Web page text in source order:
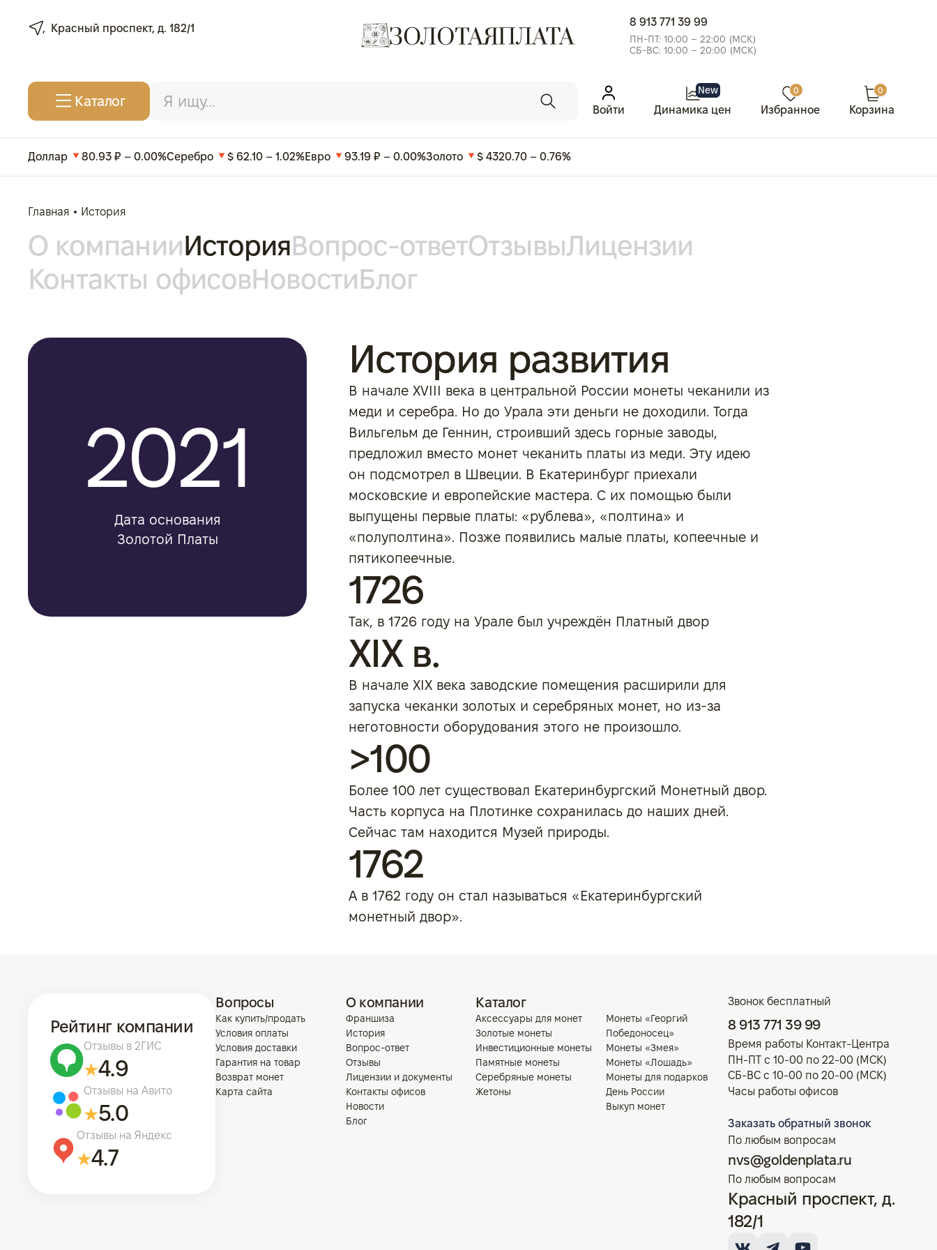
Красный проспект, д. 182/1 8 913 771 39 99
ПН-ПТ: 10:00 – 22:00 (МСК)
СБ-ВС: 10:00 – 20:00 (МСК)
Каталог
Войти
New
Динамика цен
0
Избранное
0
Корзина
Доллар 80.93 ₽ – 0.00%Серебро $ 62.10 – 1.02%Евро 93.19 ₽ – 0.00%Золото $ 4320.70 – 0.76%
Главная История
О компанииИсторияВопрос-ответОтзывыЛицензии
Контакты офисовНовостиБлог
2021
Дата основания
Золотой Платы
История развития
В начале XVIII века в центральной России монеты чеканили из
меди и серебра. Но до Урала эти деньги не доходили. Тогда
Вильгельм де Геннин, строивший здесь горные заводы,
предложил вместо монет чеканить платы из меди. Эту идею
он подсмотрел в Швеции. В Екатеринбург приехали
московские и европейские мастера. С их помощью были
выпущены первые платы: «рублева», «полтина» и
«полуполтина». Позже появились малые платы, копеечные и
пятикопеечные.
1726
Так, в 1726 году на Урале был учреждён Платный двор
XIX в.
В начале XIX века заводские помещения расширили для
запуска чеканки золотых и серебряных монет, но из-за
неготовности оборудования этого не произошло.
>100
Более 100 лет существовал Екатеринбургский Монетный двор.
Часть корпуса на Плотинке сохранилась до наших дней.
Сейчас там находится Музей природы.
1762
А в 1762 году он стал называться «Екатеринбургский
монетный двор».
Рейтинг компании
Отзывы в 2ГИС
4.9
Отзывы на Авито
5.0
Отзывы на Яндекс
4.7
Вопросы
Как купить/продать
Условия оплаты
Условия доставки
Гарантия на товар
Возврат монет
Карта сайта
О компании
Франшиза
История
Вопрос-ответ
Отзывы
Лицензии и документы
Контакты офисов
Новости
Блог
Каталог
Аксессуары для монет
Золотые монеты
Инвестиционные монеты
Памятные монеты
Серебряные монеты
Жетоны
Монеты «Георгий
Победоносец»
Монеты «Змея»
Монеты «Лошадь»
Монеты для подарков
День России
Выкуп монет
Звонок бесплатный
8 913 771 39 99
Время работы Контакт-Центра
ПН-ПТ с 10-00 по 22-00 (МСК)
СБ-ВС с 10-00 по 20-00 (МСК)
Часы работы офисов
Заказать обратный звонок
По любым вопросам
nvs@goldenplata.ru
По любым вопросам
Красный проспект, д.
182/1